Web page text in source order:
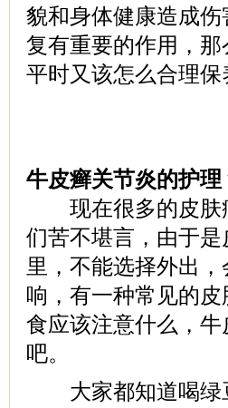
貌和身体健康造成
复有重要的作用，
平时又该怎么合理保
牛皮癣关节炎的护理
现在很多的皮肤
们苦不堪言，由于
里，不能选择外出
响，有一种常见的
食应该注意什么，
吧。
大家都知道喝绿